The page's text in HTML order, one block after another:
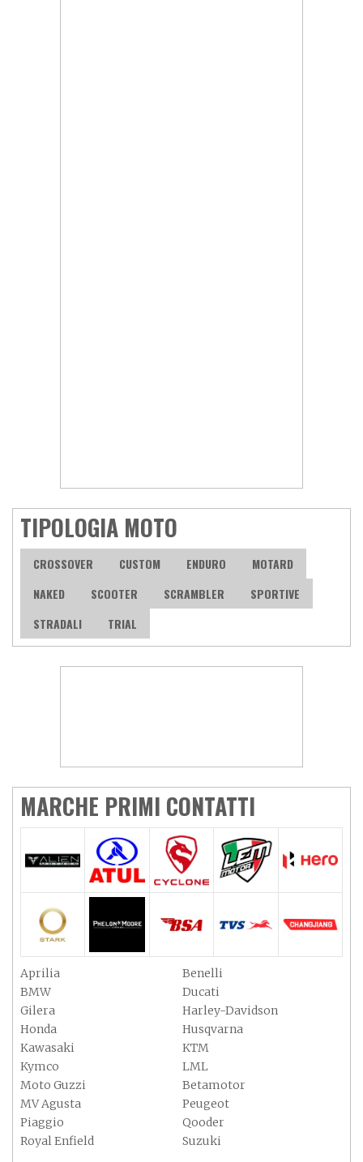
TIPOLOGIA MOTO
CROSSOVER CUSTOM ENDURO
MOTARD
NAKED
SCOOTER SCRAMBLER
SPORTIVE
STRADALI
TRIAL
MARCHE PRIMI CONTATTI
Aprilia
Benelli
BMW
Ducati
Gilera
Harley-Davidson
Honda
Husqvarna
Kawasaki
KTM
Kymco
LML
Moto Guzzi
Betamotor
MV Agusta
Peugeot
Piaggio
Qooder
Royal Enfield
Suzuki